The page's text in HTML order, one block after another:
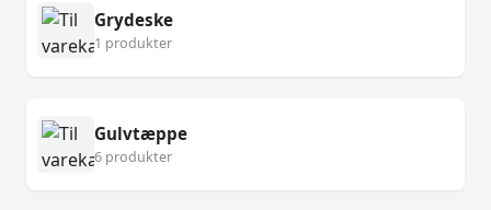
Grydeske
1 produkter
Gulvtæppe
6 produkter